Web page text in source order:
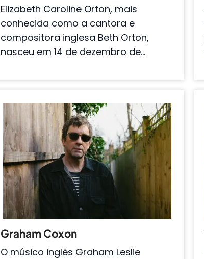
Elizabeth Caroline Orton, mais
conhecida como a cantora e
compositora inglesa Beth Orton,
nasceu em 14 de dezembro de…
Graham Coxon
O músico inglês Graham Leslie